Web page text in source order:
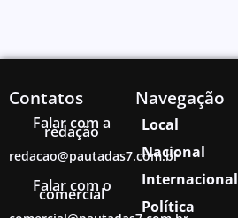
Contatos
Falar com a
redação
redacao@pautadas7.com.br
Falar com o
comercial
Navegação
Local
Nacional
Internacional
Política